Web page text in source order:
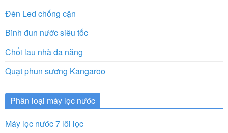
Đèn Led chống cận
Bình đun nước siêu tốc
Chổi lau nhà đa năng
Quạt phun sương Kangaroo
Phân loại máy lọc nước
Máy lọc nước 7 lõi lọc